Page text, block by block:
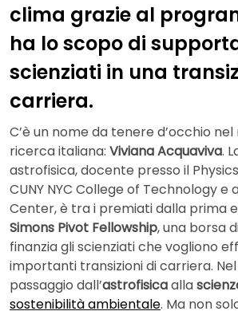
clima grazie al
ha lo scopo di
scienziati in una
carriera.
C’è un nome da tenere d’occhio
ricerca italiana: Viviana Acquaviva.
astrofisica, docente presso il
CUNY NYC College of Technology e
Center, è tra i premiati dalla prima
Simons Pivot Fellowship, una borsa
finanzia gli scienziati che vogliono
importanti transizioni di carriera. Nel
passaggio dall’astrofisicaalla
sostenibilità ambientale. Ma non